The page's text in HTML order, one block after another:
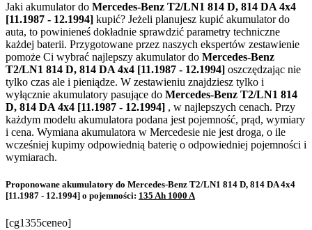
Jaki akumulator do Mercedes-Benz T2/LN1 814 D, 814 DA 4x4
[11.1987 - 12.1994] kupić? Jeżeli planujesz kupić akumulator do
auta, to powinieneś dokładnie sprawdzić parametry techniczne
każdej baterii. Przygotowane przez naszych ekspertów zestawienie
pomoże Ci wybrać najlepszy akumulator do Mercedes-Benz
T2/LN1 814 D, 814 DA 4x4 [11.1987 - 12.1994] oszczędzając nie
tylko czas ale i pieniądze. W zestawieniu znajdziesz tylko i
wyłącznie akumulatory pasujące do Mercedes-Benz T2/LN1 814
D, 814 DA 4x4 [11.1987 - 12.1994] , w najlepszych cenach. Przy
każdym modelu akumulatora podana jest pojemność, prąd, wymiary
i cena. Wymiana akumulatora w Mercedesie nie jest droga, o ile
wcześniej kupimy odpowiednią baterię o odpowiedniej pojemności i
wymiarach.
Proponowane akumulatory do Mercedes-Benz T2/LN1 814 D, 814 DA 4x4
[11.1987 - 12.1994] o pojemności: 135 Ah 1000 A
[cg1355ceneo]